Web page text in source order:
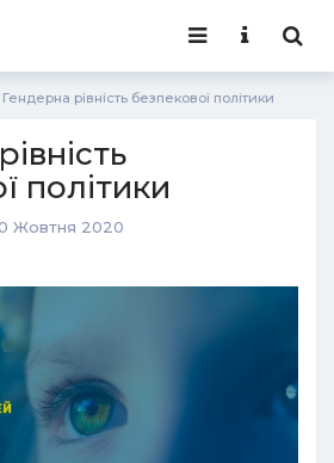
Гендерна рівність безпекової політики
політики
Жовтня 2020